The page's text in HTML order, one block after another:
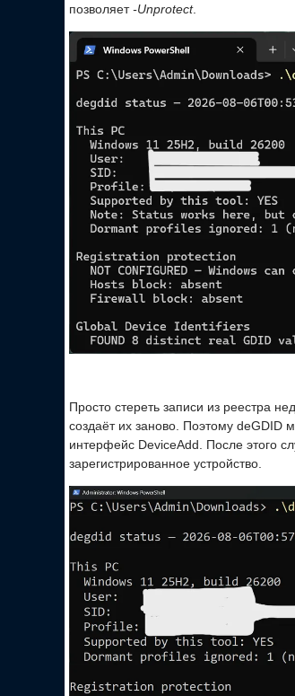
позволяет-Unprotect.
Просто стереть записи из реестра
создаёт их заново. Поэтому deGDID
интерфейс DeviceAdd. После этого
зарегистрированное устройство.